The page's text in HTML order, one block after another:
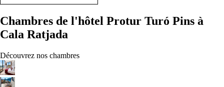
Chambres de l'hôtel Protur Turó Pins à
Cala Ratjada
Découvrez nos chambres